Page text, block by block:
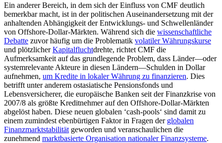
Ein anderer Bereich, in dem sich der Einfluss von CMF deutlich
bemerkbar macht, ist in der politischen Auseinandersetzung mit der
anhaltenden Abhängigkeit der Entwicklungs- und Schwellenländer
von Offshore-Dollar-Märkten. Während sich die wissenschaftliche
Debatte zuvor häufig um die Problematik volatiler Währungskurse
und plötzlicherKapitalfluchtdrehte, richtet CMF die
Aufmerksamkeit auf das grundlegende Problem, dass Länder—oder
systemrelevante Akteure in diesen Ländern—Schulden in Dollar
aufnehmen, um Kredite in lokaler Währung zu finanzieren. Dies
betrifft unter anderem ostasiatische Pensionsfonds und
Lebensversicherer, die europäische Banken seit der Finanzkrise von
2007/8 als größte Kreditnehmer auf den Offshore-Dollar-Märkten
abgelöst haben. Diese neuen globalen ‘cash-pools‘ sind damit zu
einem zumindest ebenbürtigen Faktor in Fragen der globalen
Finanzmarktstabilität geworden und veranschaulichen die
zunehmend marktbasierte Organisation nationaler Finanzsysteme.